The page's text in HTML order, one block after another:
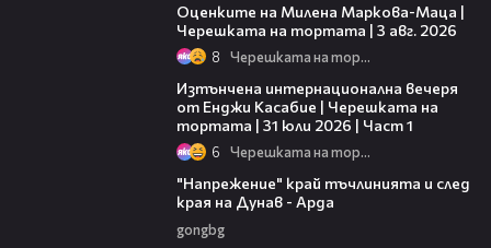
Оценките на Милена Маркова-Маца |
Черешката на тортата | 3 авг. 2026
8 Черешката на тортата
Изтънчена интернационална вечеря
от Енджи Касабие | Черешката на
тортата | 31 юли 2026 | Част 1
6 Черешката на тортата
"Напрежение" край тъчлинията и след
края на Дунав - Арда
gongbg